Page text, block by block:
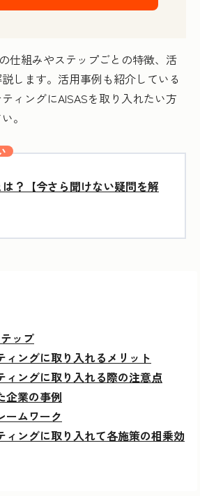
仕組みやステップごとの特徴、活
します。活用事例も紹介している
ィングにAISASを取り入れたい方
。
？【今さら聞けない疑問を解
ップ
ィングに取り入れるメリット
ィングに取り入れる際の注意点
企業の事例
ームワーク
ィングに取り入れて各施策の相乗効